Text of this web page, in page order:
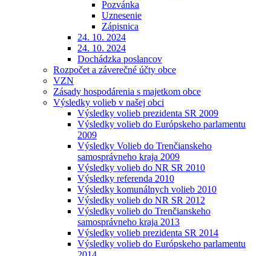
Pozvánka
Uznesenie
Zápisnica
24. 10. 2024
24. 10. 2024
Dochádzka poslancov
Rozpočet a záverečné účty obce
VZN
Zásady hospodárenia s majetkom obce
Výsledky volieb v našej obci
Výsledky volieb prezidenta SR 2009
Výsledky volieb do Európskeho parlamentu
2009
Výsledky Volieb do Trenčianskeho
samosprávneho kraja 2009
Výsledky volieb do NR SR 2010
Výsledky referenda 2010
Výsledky komunálnych volieb 2010
Výsledky volieb do NR SR 2012
Výsledky volieb do Trenčianskeho
samosprávneho kraja 2013
Výsledky volieb prezidenta SR 2014
Výsledky volieb do Európskeho parlamentu